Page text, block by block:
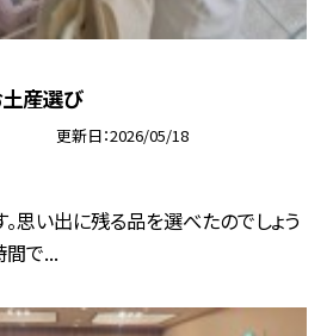
産選び
更新日 2026/05/18
思い出に残る品を選べたのでしょう
間で...